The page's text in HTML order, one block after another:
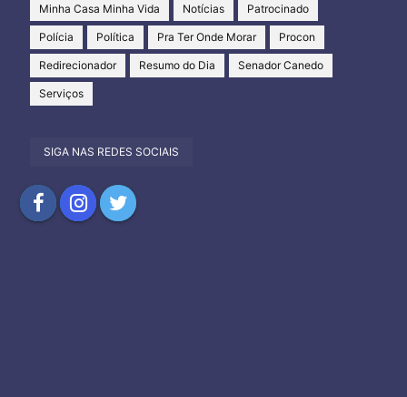
Minha Casa Minha Vida Notícias Patrocinado
Polícia Política Pra Ter Onde Morar Procon
Redirecionador Resumo do Dia Senador Canedo
Serviços
SIGA NAS REDES SOCIAIS